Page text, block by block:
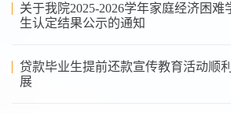
关于我院2025-2026学年家庭经济困难
生认定结果公示的通知
贷款毕业生提前还款宣传教育活动顺
展